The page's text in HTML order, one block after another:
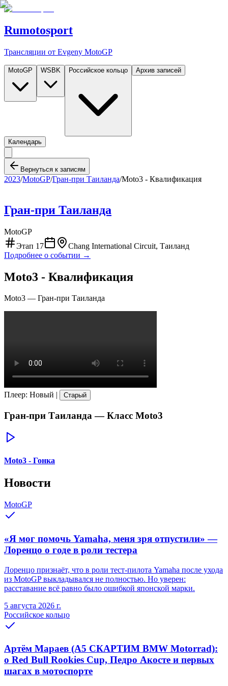
Rumotosport
Трансляции от Evgeny MotoGP
MotoGP WSBK Российское кольцо Архив записей
Календарь
Вернуться к записям
2023/MotoGP/Гран-при Таиланда/Moto3 - Квалификация
Гран-при Таиланда
MotoGP
Этап 17
Chang International Circuit, Таиланд
Подробнее о событии →
Moto3 - Квалификация
Moto3 — Гран-при Таиланда
Плеер: Новый | Старый
Гран-при Таиланда — Класс Moto3
Moto3 - Гонка
Новости
MotoGP
«Я мог помочь Yamaha, меня зря отпустили» —
Лоренцо о годе в роли тестера
Лоренцо признаёт, что в роли тест-пилота Yamaha после ухода
из MotoGP выкладывался не полностью. Но уверен:
расставание всё равно было ошибкой японской марки.
5 августа 2026 г.
Российское кольцо
Артём Мараев (A5 СКАРТИМ BMW Motorrad):
о Red Bull Rookies Cup, Педро Акосте и первых
шагах в мотоспорте